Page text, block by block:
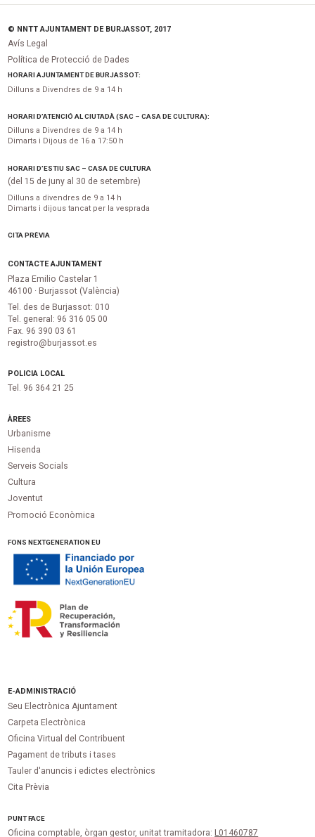
© NNTT AJUNTAMENT DE BURJASSOT, 2017
Avís Legal
Política de Protecció de Dades
HORARI AJUNTAMENT DE BURJASSOT:
Dilluns a Divendres de 9 a 14 h
HORARI D’ATENCIÓ AL CIUTADÀ (SAC – CASA DE CULTURA):
Dilluns a Divendres de 9 a 14 h
Dimarts i Dijous de 16 a 17:50 h
HORARI D’ESTIU SAC – CASA DE CULTURA
(del 15 de juny al 30 de setembre)
Dilluns a divendres de 9 a 14 h
Dimarts i dijous tancat per la vesprada
CITA PRÈVIA
CONTACTE AJUNTAMENT
Plaza Emilio Castelar 1
46100 · Burjassot (València)
Tel. des de Burjassot: 010
Tel. general: 96 316 05 00
Fax. 96 390 03 61
registro@burjassot.es
POLICIA LOCAL
Tel. 96 364 21 25
ÀREES
Urbanisme
Hisenda
Serveis Socials
Cultura
Joventut
Promoció Econòmica
FONS NEXTGENERATION EU
E-ADMINISTRACIÓ
Seu Electrònica Ajuntament
Carpeta Electrònica
Oficina Virtual del Contribuent
Pagament de tributs i tases
Tauler d'anuncis i edictes electrònics
Cita Prèvia
PUNTFACE
Oficina comptable, òrgan gestor, unitat tramitadora: L01460787